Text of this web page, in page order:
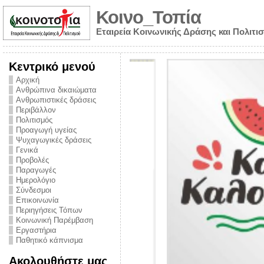
Κοινο_Τοπία
Εταιρεία Κοινωνικής Δράσης και
Κεντρικό μενού
Αρχική
Ανθρώπινα δικαιώματα
Ανθρωπιστικές δράσεις
Περιβάλλον
Πολιτισμός
Προαγωγή υγείας
Ψυχαγωγικές δράσεις
Γενικά
Προβολές
Παραγωγές
Ημερολόγιο
Σύνδεσμοι
Επικοινωνία
Περιηγήσεις Τόπων
Κοινωνική Παρέμβαση
Εργαστήρια
Παθητικό κάπνισμα
Ακολουθήστε μας
από την
την ημέρα
και
στο